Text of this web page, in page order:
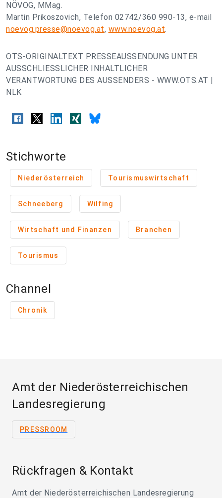
NÖVOG, MMag.
Martin Prikoszovich, Telefon 02742/360 990-13, e-mail
noevog.presse@noevog.at, www.noevog.at.
OTS-ORIGINALTEXT PRESSEAUSSENDUNG UNTER
AUSSCHLIESSLICHER INHALTLICHER
VERANTWORTUNG DES AUSSENDERS - WWW.OTS.AT |
NLK
Stichworte
Niederösterreich Tourismuswirtschaft
Schneeberg Wilfing
Wirtschaft und Finanzen Branchen
Tourismus
Channel
Chronik
Amt der Niederösterreichischen
Landesregierung
PRESSROOM
Rückfragen & Kontakt
Amt der Niederösterreichischen Landesregierung